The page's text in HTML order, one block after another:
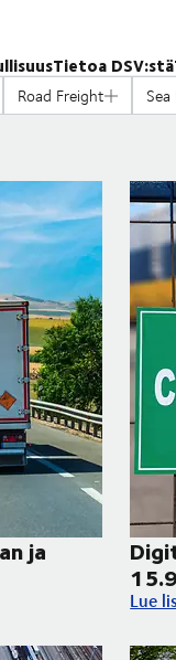
Tietoa DSV:stä
Road Freight
ja
maastopaloalueilla
Lue